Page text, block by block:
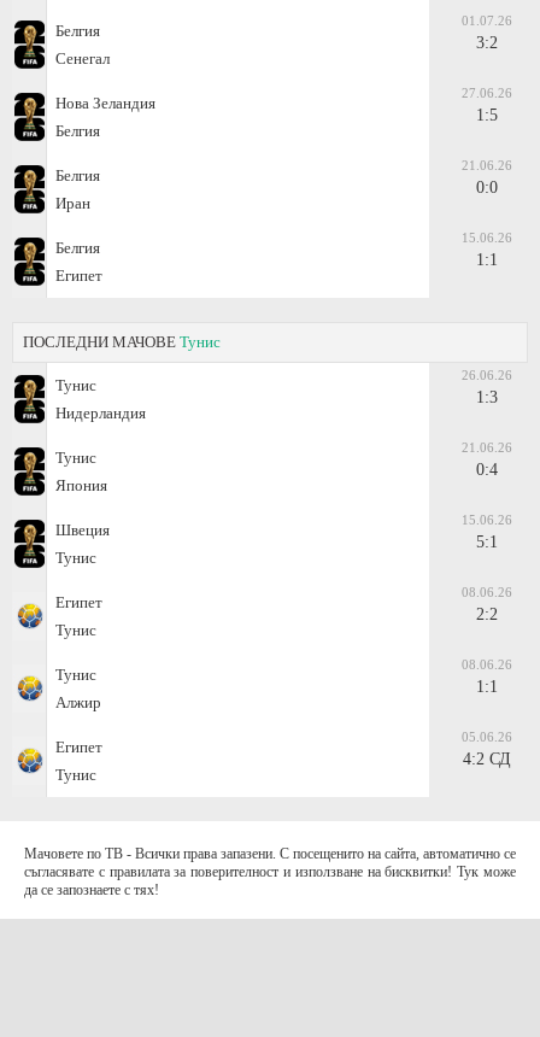
Белгия
Сенегал
01.07.26
3:2
Нова Зеландия
Белгия
27.06.26
1:5
Белгия
Иран
21.06.26
0:0
Белгия
Египет
15.06.26
1:1
ПОСЛЕДНИ МАЧОВЕ Тунис
Тунис
Нидерландия
26.06.26
1:3
Тунис
Япония
21.06.26
0:4
Швеция
Тунис
15.06.26
5:1
Египет
Тунис
08.06.26
2:2
Тунис
Алжир
08.06.26
1:1
Египет
Тунис
05.06.26
4:2 СД
Мачовете по ТВ - Всички права запазени. С посещенито на сайта, автоматично се
съгласявате с правилата за поверителност и използване на бисквитки! Тук може
да се запознаете с тях!